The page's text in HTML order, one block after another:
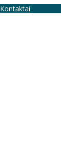
Kontaktai